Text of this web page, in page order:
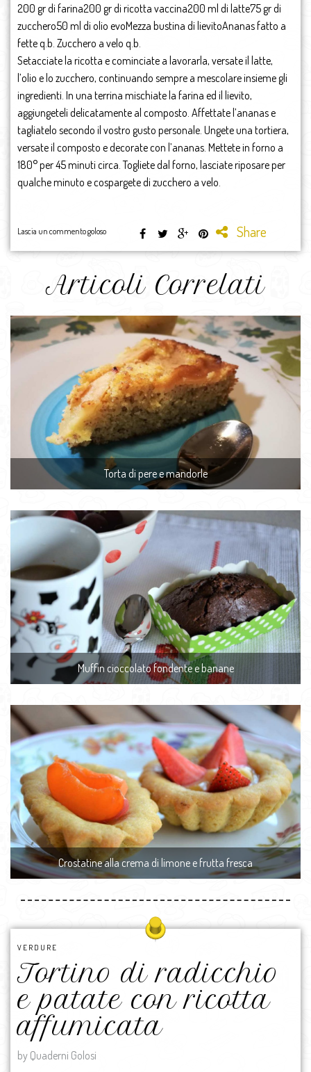
200 gr di farina200 gr di ricotta vaccina200 ml di latte75 gr di
zucchero50 ml di olio evoMezza bustina di lievitoAnanas fatto a
fette q.b. Zucchero a velo q.b.
Setacciate la ricotta e cominciate a lavorarla, versate il latte,
l’olio e lo zucchero, continuando sempre a mescolare insieme gli
ingredienti. In una terrina mischiate la farina ed il lievito,
aggiungeteli delicatamente al composto. Affettate l’ananas e
tagliatelo secondo il vostro gusto personale. Ungete una tortiera,
versate il composto e decorate con l’ananas. Mettete in forno a
180° per 45 minuti circa. Togliete dal forno, lasciate riposare per
qualche minuto e cospargete di zucchero a velo.
Lascia un commento goloso Share
Articoli Correlati
Torta di pere e mandorle
Muffin cioccolato fondente e banane
Crostatine alla crema di limone e frutta fresca
VERDURE
Tortino di radicchio
e patate con ricotta
affumicata
by Quaderni Golosi